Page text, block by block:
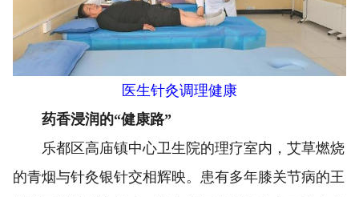
医生针灸调理健康
药香浸润的“健康路”
乐都区高庙镇中心卫生院的理疗室内，艾草燃烧
的青烟与针灸银针交相辉映。患有多年膝关节病的王